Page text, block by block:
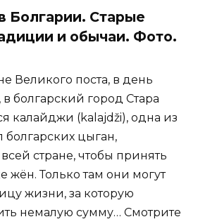
Болгарии. Старые
и обычаи. Фото.
Великого поста, в день
болгарский город Стара
калайджи (kalajdži), одна из
болгарских цыган,
стране, чтобы принять
жён. Только там они могут
жизни, за которую
немалую сумму… Смотрите